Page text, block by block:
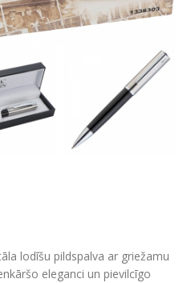
lodīšu pildspalva ar griežamu
eleganci un pievilcīgo